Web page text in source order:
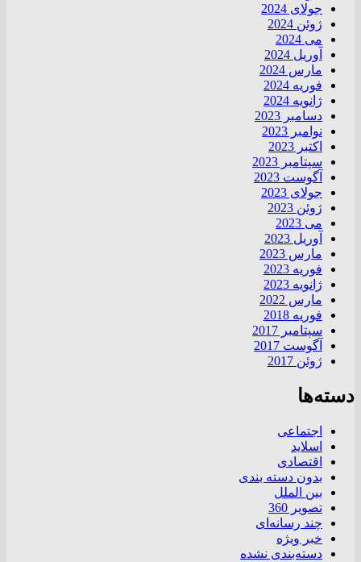
جولای 2024
ژوئن 2024
می 2024
آوریل 2024
مارس 2024
فوریه 2024
ژانویه 2024
دسامبر 2023
نوامبر 2023
اکتبر 2023
سپتامبر 2023
آگوست 2023
جولای 2023
ژوئن 2023
می 2023
آوریل 2023
مارس 2023
فوریه 2023
ژانویه 2023
مارس 2022
فوریه 2018
سپتامبر 2017
آگوست 2017
ژوئن 2017
دسته‌ها
اجتماعی
اسلاید
اقتصادی
بدون دسته بندی
بین الملل
تصویر 360
چند رسانه‌ای
خبر ویژه
دسته‌بندی نشده